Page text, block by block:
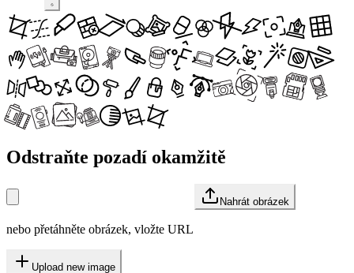
Odstraňte pozadí okamžitě
Nahrát obrázek
nebo přetáhněte obrázek, vložte URL
Upload new image